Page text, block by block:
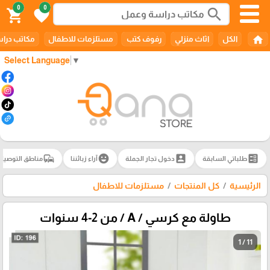
Select Language ▼
search
0
favorite
0
shopping_cart
home الكل اثاث منزلي رفوف كتب مستلزمات للاطفال مكاتب
ballotطلباتي السابقة account_box دخول تجار الجملة emoji_emotionsآراء زبائننا commuteمناطق
الرئيسية كل المنتجات مستلزمات للاطفال
طاولة مع كرسي / A / من 2-4 سنوات
1 / 11